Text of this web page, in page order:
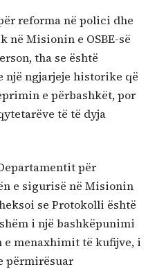
reforma në polici dhe
Misionin e OSBE-së
tha se është
një ngjarjeje historike që
e përbashkët, por
të të dyja
për
e sigurisë në Misionin
se Protokolli është
i një bashkëpunimi
e menaxhimit të kufijve, i
përmirësuar